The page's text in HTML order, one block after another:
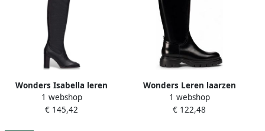
Wonders Isabella leren
laarzen
1 webshop
€ 145,42
Wonders Leren laarzen
Bones
1 webshop
€ 122,48